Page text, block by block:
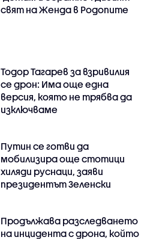
свят на Женда в Родопите
Тодор Тагарев за взривилия
се дрон: Има още една
версия, която не трябва да
изключваме
Путин се готви да
мобилизира още стотици
хиляди руснаци, заяви
президентът Зеленски
Продължава разследването
на инцидента с дрона, който